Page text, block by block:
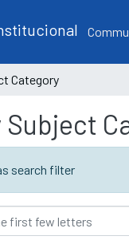
Category
Subject
search filter